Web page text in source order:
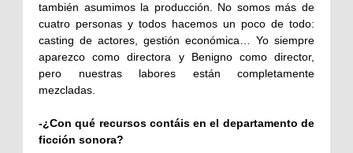
también asumimos la producción. No somos más de
cuatro personas y todos hacemos un poco de todo:
casting de actores, gestión económica… Yo siempre
aparezco como directora y Benigno como director,
pero nuestras labores están completamente
mezcladas.
-¿Con qué recursos contáis en el departamento de
ficción sonora?